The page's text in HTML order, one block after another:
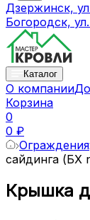
Дзержинск,
Богородск,
Каталог
О компании
Корзина
0
0 ₽
Ограждения
сайдинга (БХ
Крышка